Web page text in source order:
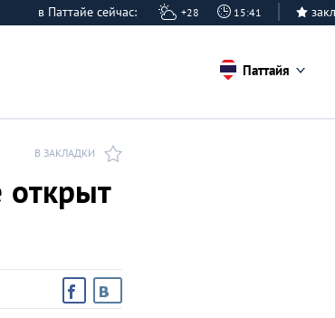
в Паттайе сейчас: +28 15:41
Паттайя
В ЗАКЛАДКИ
открыт